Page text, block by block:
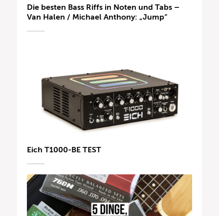
Die besten Bass Riffs in Noten und Tabs –
Van Halen / Michael Anthony: „Jump“
Eich T1000-BE TEST